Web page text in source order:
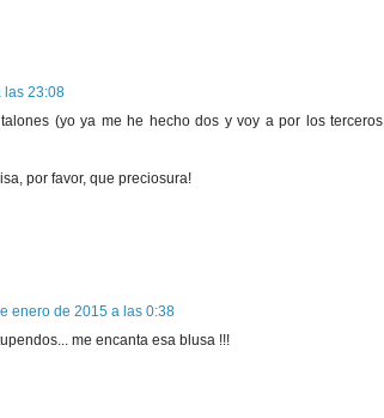
las 23:08
(yo ya me he hecho dos y voy a por los terceros
por favor, que preciosura!
enero de 2015 a las 0:38
me encanta esa blusa !!!